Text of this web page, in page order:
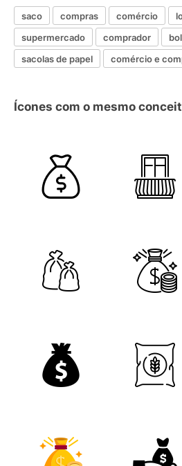
saco compras comércio
supermercado
comprador
sacolas de papel
comércio e
Ícones com o mesmo